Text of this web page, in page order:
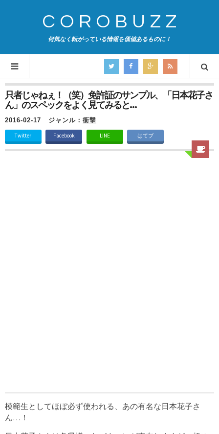
COROBUZZ
何気なく転がっている情報を価値あるものに！
只者じゃねぇ！（笑）免許証のサンプル、「日本花子さ
ん」のスペックをよく見てみると…
2016-02-17 ジャンル： 衝撃
Twitter Facebook LINE はてブ
模範生としてほぼ必ず使われる、あの有名な日本花子さ
ん…！